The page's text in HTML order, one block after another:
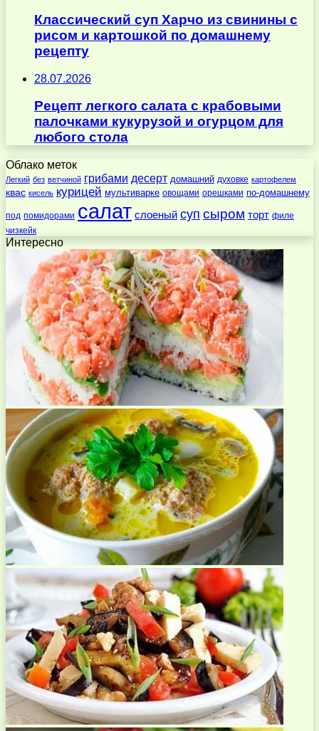
Классический суп Харчо из свинины с
рисом и картошкой по домашнему
рецепту
28.07.2026
Рецепт легкого салата с крабовыми
палочками кукурузой и огурцом для
любого стола
Облако меток
Легкий без ветчиной грибами десерт домашний духовке картофелем
квас кисель курицей мультиварке овощами орешками по-домашнему
под помидорами салат слоеный суп сыром торт филе
чизкейк
Интересно